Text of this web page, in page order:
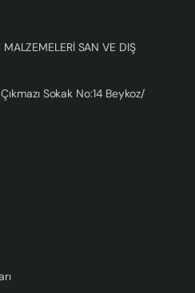
SAN VE DIŞ
Sokak No:14 Beykoz/